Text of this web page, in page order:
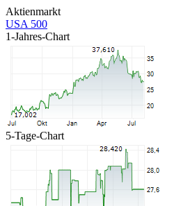
Aktienmarkt
USA 500
1-Jahres-Chart
5-Tage-Chart